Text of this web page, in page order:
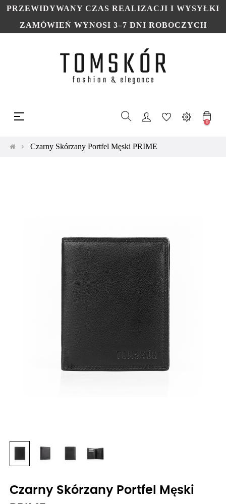
PRZEWIDYWANY CZAS REALIZACJI I WYSYŁKI
ZAMÓWIEŃ WYNOSI 3–7 DNI ROBOCZYCH
Toggle
navigation
☰
0
Czarny Skórzany Portfel Męski PRIME
Czarny Skórzany Portfel Męski